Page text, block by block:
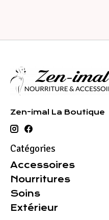
Zen-imal La Boutique
Catégories
Accessoires
Nourritures
Soins
Extérieur